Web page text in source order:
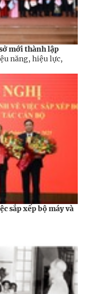
mới thành lập
năng, hiệu lực,
sắp xếp bộ máy và